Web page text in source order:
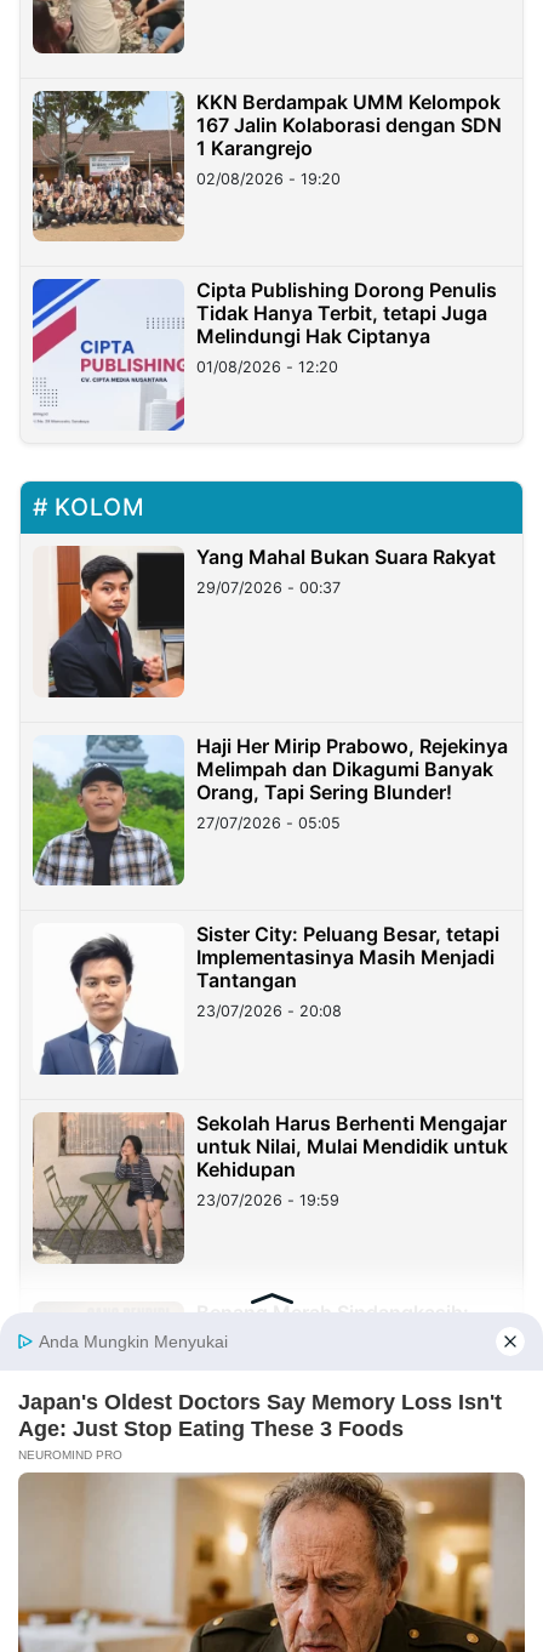
KKN Berdampak UMM Kelompok
167 Jalin Kolaborasi dengan SDN
1 Karangrejo
02/08/2026 - 19:20
Cipta Publishing Dorong Penulis
Tidak Hanya Terbit, tetapi Juga
Melindungi Hak Ciptanya
01/08/2026 - 12:20
KOLOM
Yang Mahal Bukan Suara Rakyat
29/07/2026 - 00:37
Haji Her Mirip Prabowo, Rejekinya
Melimpah dan Dikagumi Banyak
Orang, Tapi Sering Blunder!
27/07/2026 - 05:05
Sister City: Peluang Besar, tetapi
Implementasinya Masih Menjadi
Tantangan
23/07/2026 - 20:08
Sekolah Harus Berhenti Mengajar
untuk Nilai, Mulai Mendidik untuk
Kehidupan
23/07/2026 - 19:59
Benang Merah Sindangkasih:
Dari Perintis Purwakarta hingga
INFORMASI IKLAN